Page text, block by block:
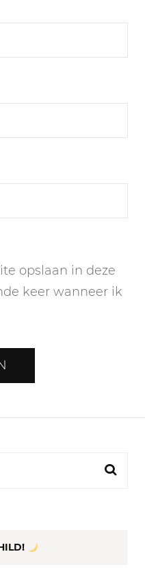
opslaan in deze
keer wanneer ik